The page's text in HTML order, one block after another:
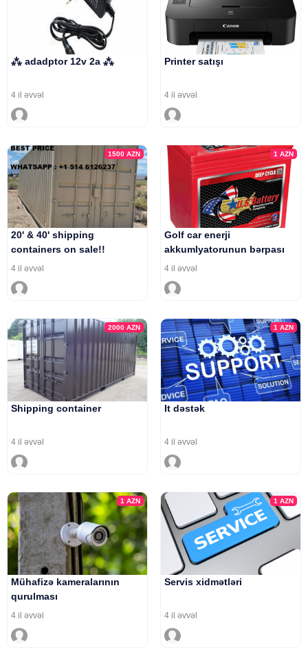
⁂ adadptor 12v 2a ⁂
4 il əvvəl
Printer satışı
4 il əvvəl
1500AZN
20' & 40' shipping
containers on sale!!
whatsapp +1 514 6126237
4 il əvvəl
1 AZN
Golf car enerji
akkumlyatorunun bərpası
4 il əvvəl
2000AZN
Shipping container
4 il əvvəl
1 AZN
It dəstək
4 il əvvəl
1AZN
Mühafizə kameralarının
qurulması
4 il əvvəl
1 AZN
Servis xidmətləri
4 il əvvəl